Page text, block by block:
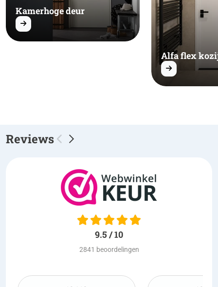
Kamerhoge deur
Alfa flex
Reviews
9.5 / 10
2841 beoordelingen